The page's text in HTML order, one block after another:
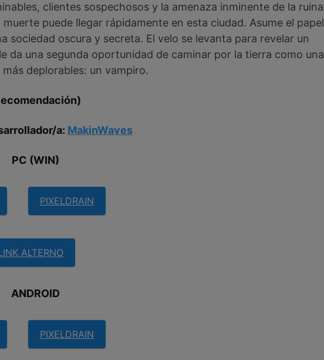
clientes sospechosos y la amenaza inminente de la ruina
puede llegar rápidamente en esta ciudad. Asume el papel
sociedad oscura y secreta. El velo se levanta para revelar un
da una segunda oportunidad de caminar por la tierra como una
deplorables: un vampiro.
a: MakinWaves
PC (WIN)
PIXELDRAIN
ALTERNO
ANDROID
PIXELDRAIN